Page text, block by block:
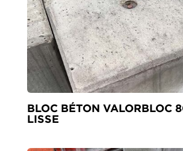
BLOC BÉTON VALORBLOC
LISSE